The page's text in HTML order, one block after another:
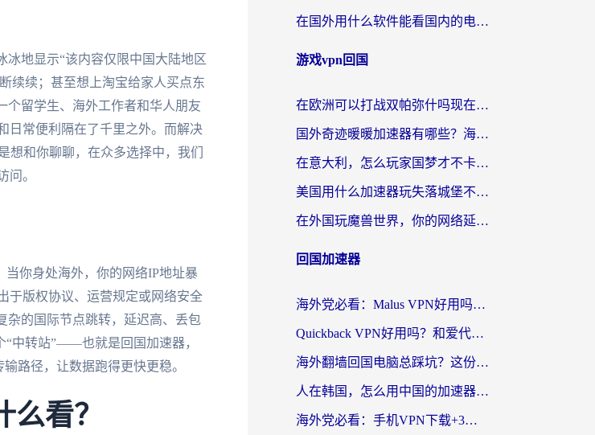
地显示“该内容仅限中国大陆地区
续续；甚至想上淘宝给家人买点东
个留学生、海外工作者和华人朋友
日常便利隔在了千里之外。而解决
和你聊聊，在众多选择中，我们
问。
你身处海外，你的网络IP地址暴
于版权协议、运营规定或网络安全
杂的国际节点跳转，延迟高、丢包
“中转站”——也就是回国加速器，
路径，让数据跑得更快更稳。
看？
在国外用什么软件能看国内的电视剧啊？留学生亲测有效的回国加速方案
游戏vpn回国
在欧洲可以打战双帕弥什吗现在？跨越延迟墙的实战指南
国外奇迹暖暖加速器有哪些？海外党国服游戏畅玩终极指南（附亲测推荐）
在意大利，怎么玩家国梦才不卡？这份终极加速指南请收好
美国用什么加速器玩失落城堡不卡？海外党亲测有效的国服游戏加速指南
在外国玩魔兽世界，你的网络延迟是最大的敌人
回国加速器
海外党必看：Malus VPN好用吗？和迅猛兔VPN对比哪个回国效果更好？附真实体验与避坑指南
Quickback VPN好用吗？和爱代理VPN对比哪个回国效果更好？
海外翻墙回国电脑总踩坑？这份实测指南帮你选对加速器（附ChickCNinitapMalus对比）
人在韩国，怎么用中国的加速器刷剧打游戏？这份真实体验指南给你答案
海外党必看：手机VPN下载+3步选对回国加速器，无缝刷国内资源不再愁